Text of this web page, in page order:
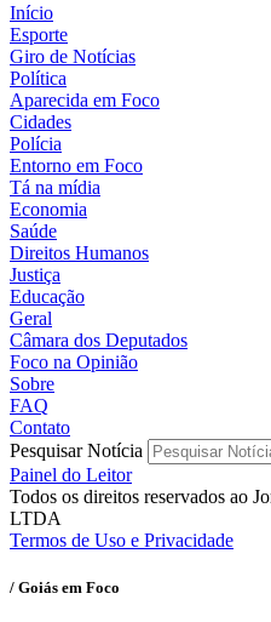
Início
Esporte
Giro de Notícias
Política
Aparecida em Foco
Cidades
Polícia
Entorno em Foco
Tá na mídia
Economia
Saúde
Direitos Humanos
Justiça
Educação
Geral
Câmara dos Deputados
Foco na Opinião
Sobre
FAQ
Contato
Pesquisar Notícia
Painel do Leitor
Todos os direitos reservados ao
LTDA
Termos de Uso e Privacidade
/ Goiás em Foco